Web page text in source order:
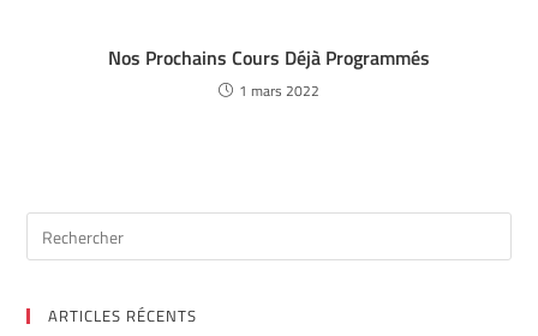
Nos Prochains Cours Déjà Programmés
1 mars 2022
ARTICLES RÉCENTS